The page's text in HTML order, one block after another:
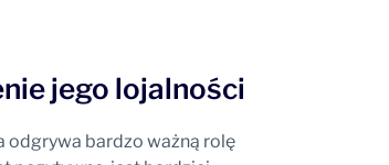
jego lojalności
odgrywa bardzo ważną rolę